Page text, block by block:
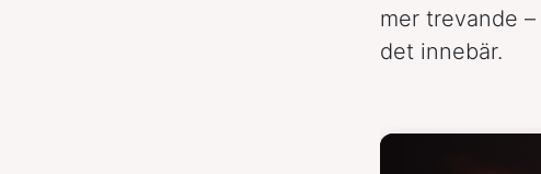
mer trevande
det innebär.